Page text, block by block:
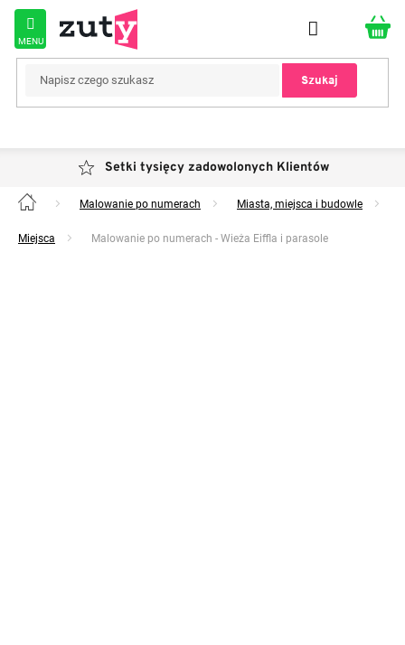
Przejść
treści
Szukaj
Setki tysięcy zadowolonych Klientów
Home Malowanie po numerach Miasta, miejsca i budowle
Miejsca Malowanie po numerach - Wieża Eiffla i parasole